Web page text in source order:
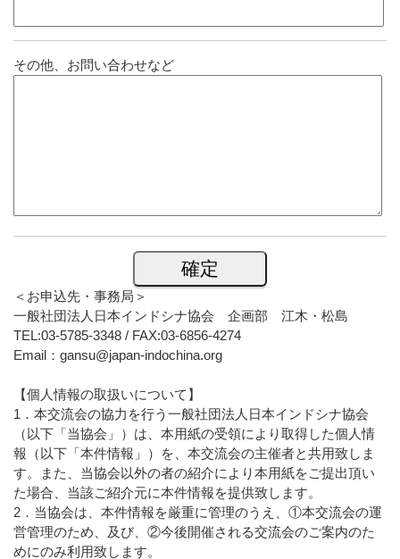
その他、お問い合わせなど
＜お申込先・事務局＞
一般社団法人日本インドシナ協会 企画部 江木・松島
TEL:03-5785-3348 / FAX:03-6856-4274
Email：gansu@japan-indochina.org
【個人情報の取扱いについて】
1．本交流会の協力を行う一般社団法人日本インドシナ協会
（以下「当協会」）は、本用紙の受領により取得した個人情
報（以下「本件情報」）を、本交流会の主催者と共用致しま
す。また、当協会以外の者の紹介により本用紙をご提出頂い
た場合、当該ご紹介元に本件情報を提供致します。
2．当協会は、本件情報を厳重に管理のうえ、①本交流会の運
営管理のため、及び、②今後開催される交流会のご案内のた
めにのみ利用致します。